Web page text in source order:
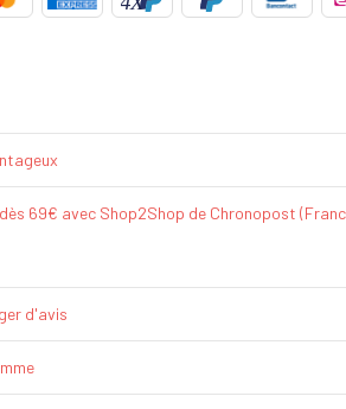
69€ avec Shop2Shop de Chronopost
d'avis